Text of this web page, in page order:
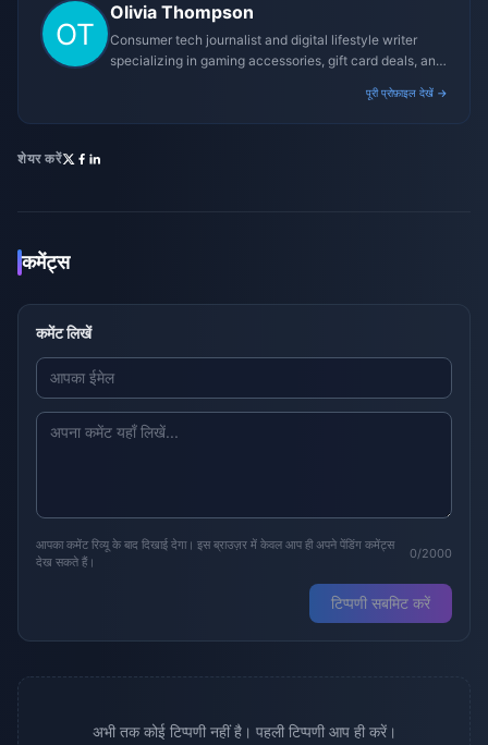
Olivia Thompson
Consumer tech journalist and digital lifestyle writer
specializing in gaming accessories, gift card deals, and
पूरी प्रोफ़ाइल देखें →
शेयर करें
कमेंट्स
कमेंट लिखें
आपका कमेंट रिव्यू के बाद दिखाई देगा। इस ब्राउज़र में केवल आप ही अपने पेंडिंग कमेंट्स
देख सकते हैं।
0/2000
टिप्पणी सबमिट करें
अभी तक कोई टिप्पणी नहीं है। पहली टिप्पणी आप ही करें।